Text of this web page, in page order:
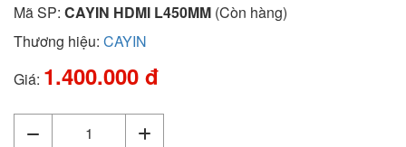
Mã SP: CAYIN HDMI L450MM (Còn hàng)
Thương hiệu: CAYIN
Giá: 1.400.000 đ